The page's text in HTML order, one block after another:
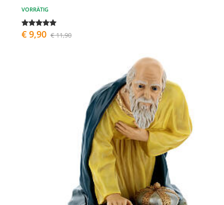
VORRÄTIG
€ 9,90 € 11,90